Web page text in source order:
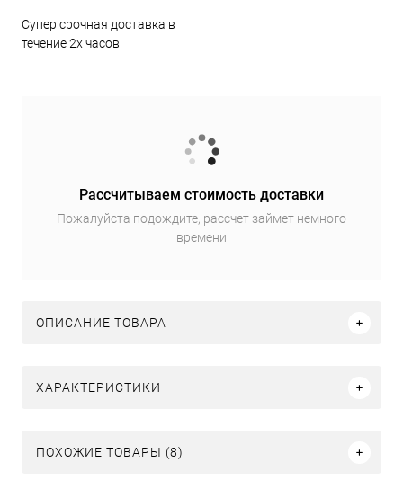
Супер срочная доставка в
течение 2х часов
Рассчитываем стоимость доставки
Пожалуйста подождите, рассчет займет немного
времени
ОПИСАНИЕ ТОВАРА
ХАРАКТЕРИСТИКИ
ПОХОЖИЕ ТОВАРЫ (8)